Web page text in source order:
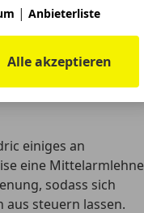
Zoll-Stahlfelgen,
waren. Die
Weiß, Rot,
ausgefallen.
der Karosserie des
einiges an
eine Mittelarmlehne
, sodass sich
aus steuern lassen.
| Anbieterliste
Alle akzeptieren